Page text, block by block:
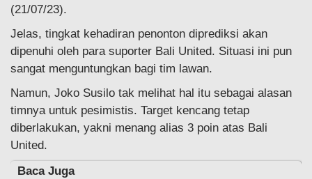
(21/07/23).
Jelas, tingkat kehadiran penonton diprediksi akan
dipenuhi oleh para suporter Bali United. Situasi ini pun
sangat menguntungkan bagi tim lawan.
Namun, Joko Susilo tak melihat hal itu sebagai alasan
timnya untuk pesimistis. Target kencang tetap
diberlakukan, yakni menang alias 3 poin atas Bali
United.
Baca Juga